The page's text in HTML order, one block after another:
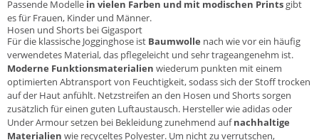
Passende Modelle in vielen Farben und mit modischen Prints gibt
es für Frauen, Kinder und Männer.
Hosen und Shorts bei Gigasport
Für die klassische Jogginghose ist Baumwolle nach wie vor ein häufig
verwendetes Material, das pflegeleicht und sehr trageangenehm ist.
Moderne Funktionsmaterialien wiederum punkten mit einem
optimierten Abtransport von Feuchtigkeit, sodass sich der Stoff trocken
auf der Haut anfühlt. Netzstreifen an den Hosen und Shorts sorgen
zusätzlich für einen guten Luftaustausch. Hersteller wieadidasoder
Under Armoursetzen bei Bekleidung zunehmend aufnachhaltige
Materialien wie recyceltes Polyester. Um nicht zu verrutschen,